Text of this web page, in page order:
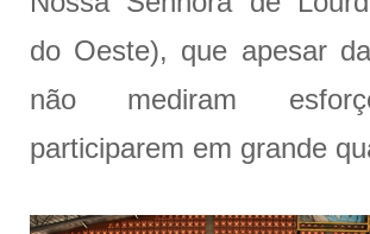
do Oeste), que apesar
não mediram
participarem em grande